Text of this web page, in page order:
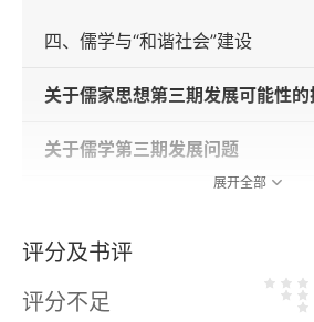
四、儒学与“和谐社会”建设
关于儒家思想第三期发展可能性的
关于儒学第三期发展问题
论儒家哲学中的真、善、美问题
一
展开全部
评分及书评
评分不足